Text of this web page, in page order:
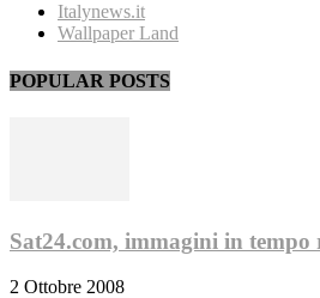
Italynews.it
Wallpaper Land
POPULAR POSTS
Sat24.com, immagini in tempo
2 Ottobre 2008